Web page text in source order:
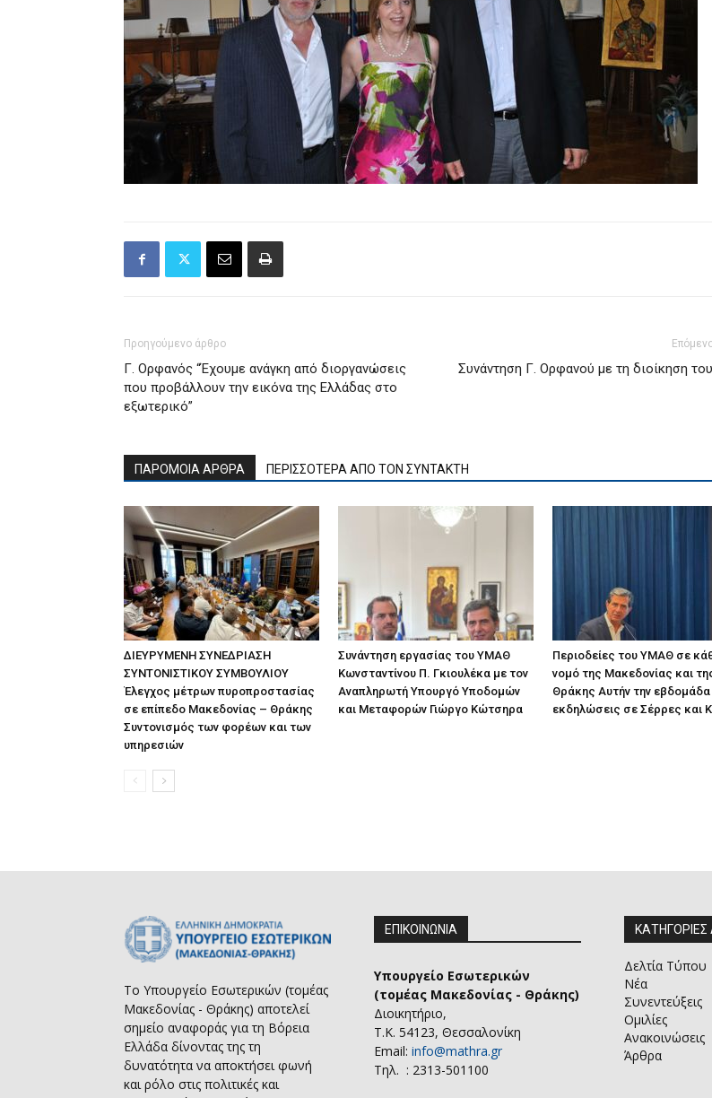
Προηγούμενο άρθρο
Γ. Ορφανός “Έχουμε ανάγκη από διοργανώσεις
που προβάλλουν την εικόνα της Ελλάδας στο
εξωτερικό”
Συνάντηση Γ. Ορφανού με τη διοίκηση
ΠΑΡΟΜΟΙΑ ΑΡΘΡΑ ΠΕΡΙΣΣΟΤΕΡΑ ΑΠΟ ΤΟΝ ΣΥΝΤΑΚΤΗ
ΔΙΕΥΡΥΜΕΝΗ ΣΥΝΕΔΡΙΑΣΗ
ΣΥΝΤΟΝΙΣΤΙΚΟΥ ΣΥΜΒΟΥΛΙΟΥ
Έλεγχος μέτρων πυροπροστασίας
σε επίπεδο Μακεδονίας – Θράκης
Συντονισμός των φορέων και των
υπηρεσιών
Συνάντηση εργασίας του ΥΜΑΘ
Κωνσταντίνου Π. Γκιουλέκα με τον
Αναπληρωτή Υπουργό Υποδομών
και Μεταφορών Γιώργο Κώτσηρα
Περιοδείες του ΥΜΑΘ σε
νομό της Μακεδονίας και
Θράκης Αυτήν την εβδομάδα
εκδηλώσεις σε Σέρρες και
Το Υπουργείο Εσωτερικών (τομέας
Μακεδονίας - Θράκης) αποτελεί
σημείο αναφοράς για τη Βόρεια
Ελλάδα δίνοντας της τη
δυνατότητα να αποκτήσει φωνή
και ρόλο στις πολιτικές και
ΕΠΙΚΟΙΝΩΝΙΑ
Υπουργείο Εσωτερικών
(τομέας Μακεδονίας - Θράκης)
Διοικητήριο,
Τ.Κ. 54123, Θεσσαλονίκη
Email: info@mathra.gr
Τηλ. : 2313-501100
Δελτία Τύπου
Νέα
Συνεντεύξεις
Ομιλίες
Ανακοινώσεις
Άρθρα